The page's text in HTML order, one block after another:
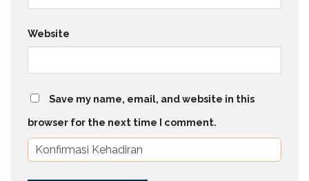
Website
Save my name, email, and website in this
browser for the next time I comment.